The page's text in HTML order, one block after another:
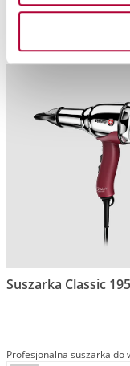
Maszynka do strzyżenia
Suszarka Classic